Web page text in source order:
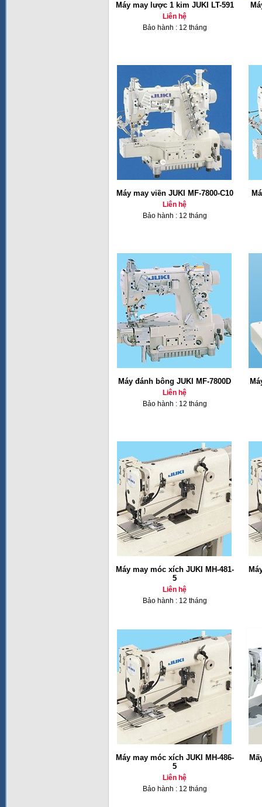
Máy may lược 1 kim JUKI LT-591
Liên hệ
Bảo hành : 12 tháng
Máy may viền JUKI MF-7800-C10
Liên hệ
Bảo hành : 12 tháng
Máy đánh bông JUKI MF-7800D
Liên hệ
Bảo hành : 12 tháng
Máy may móc xích JUKI MH-481-
5
Liên hệ
Bảo hành : 12 tháng
Máy may móc xích JUKI MH-486-
5
Liên hệ
Bảo hành : 12 tháng